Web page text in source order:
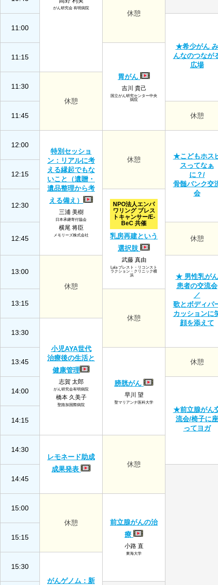
がん研究会 有明病院
休憩
11:00
★希少がん み
んなのつなが
広場
11:15
胃がん
吉川 貴己
国立がん研究センター中央
病院
11:30
休憩
11:45
休憩
12:00
特別セッショ
ン：リアルに考
える縁起でもな
いこと（遺贈・
遺品整理から考
える備え）
三浦 美樹
日本承継寄付協会
横尾 将臣
メモリーズ株式会社
休憩
★こどもホス
スってなぁ
に？/
骨髄バンク交
会
12:15
12:30
NPO法人エンパ
ワリング ブレス
トキャンサー/E-
BeC 共催
乳房再建という
選択肢
武藤 真由
Lala ブレスト・リコンスト
ラクション・クリニック横
浜
12:45 休憩
13:00
休憩
★ 男性乳がん
患者の交流会
／
歌とボディパ
カッションに
顔を添えて
13:15
休憩
13:30
小児AYA世代
治療後の生活と
健康管理
志賀 太郎
がん研究会有明病院
橋本 久美子
聖路加国際病院
13:45
膀胱がん
早川 望
聖マリアンナ医科大学
休憩
14:00
★前立腺がん
流会/椅子に座
ってヨガ
14:15
14:30
レモネード助成
成果発表
休憩
14:45
15:00
休憩
前立腺がんの治
療
小路 直
東海大学
15:15
15:30
がんゲノム：新